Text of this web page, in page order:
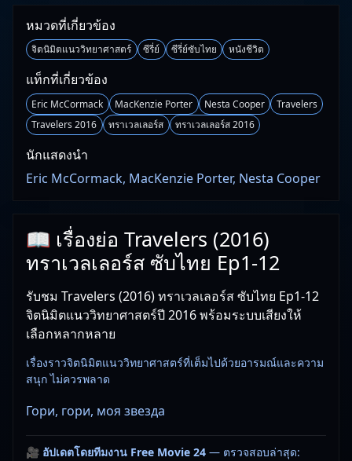
หมวดที่เกี่ยวข้อง
จิตนิมิตแนววิทยาศาสตร์ ซีรี่ย์ ซีรี่ย์ซับไทย หนังชีวิต
แท็กที่เกี่ยวข้อง
Eric McCormack MacKenzie Porter Nesta Cooper
Travelers
Travelers 2016
ทราเวลเลอร์ส ทราเวลเลอร์ส 2016
นักแสดงนำ
Eric McCormack, MacKenzie Porter, Nesta Cooper
📖 เรื่องย่อ Travelers (2016)
ทราเวลเลอร์ส ซับไทย Ep1-12
รับชม Travelers (2016) ทราเวลเลอร์ส ซับไทย Ep1-12
จิตนิมิตแนววิทยาศาสตร์ปี 2016 พร้อมระบบเสียงให้
เลือกหลากหลาย
เรื่องราวจิตนิมิตแนววิทยาศาสตร์ที่เต็มไปด้วยอารมณ์และความ
สนุก ไม่ควรพลาด
Гори, гори, моя звезда
🎥 อัปเดตโดยทีมงาน Free Movie 24 — ตรวจสอบล่าสุด: